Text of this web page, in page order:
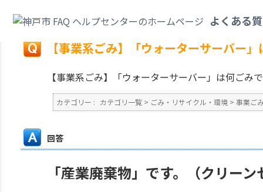
よくある
戻る
【事業系ごみ】「ウォーターサーバー
【事業系ごみ】「ウォーターサーバー」は何ごみ
カテゴリー : カテゴリ一覧 > ごみ・リサイクル・環境 > 事業ご
回答
「産業廃棄物」です。（クリー